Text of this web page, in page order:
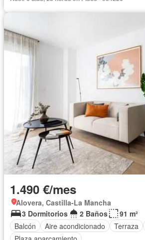
1.490 €/mes
Alovera, Castilla-La Mancha
3 Dormitorios
2 Baños
91 m²
Balcón
Aire acondicionado Terraza